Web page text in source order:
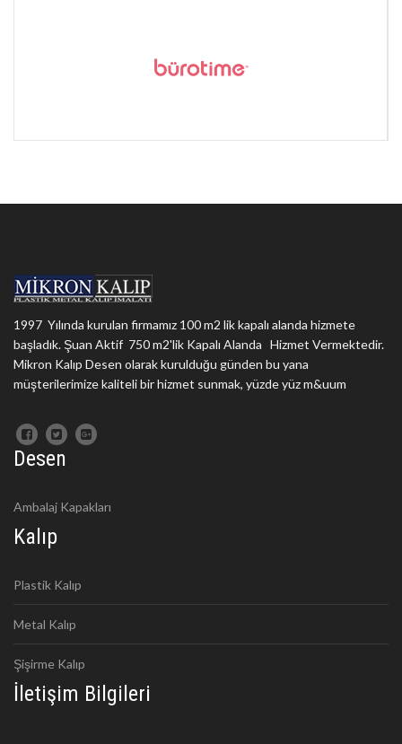
1997 Yılında kurulan firmamız 100 m2 lik kapalı alanda hizmete
başladık. Şuan Aktif 750 m2'lik Kapalı Alanda Hizmet Vermektedir.
Mikron Kalıp Desen olarak kurulduğu günden bu yana
müşterilerimize kaliteli bir hizmet sunmak, yüzde yüz m&uum
Desen
Ambalaj Kapakları
Kalıp
Plastik Kalıp
Metal Kalıp
Şişirme Kalıp
İletişim Bilgileri